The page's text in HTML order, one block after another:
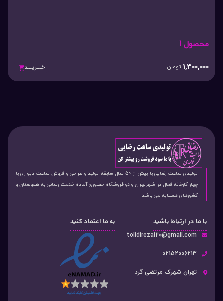
محصول 1
1,300,000 تومان خـــریـــد
تولیدی ساعت رضایی با بیش از 50 سال سابقه تولید و طراحی و فروش ساعت دیواری با
چهار کارخانه فعال در شهرتهران و دو فروشگاه حضوری آماده خدمت رسانی به هموصنان و
کشورهای همسایه می باشد
با ما در ارتباط باشید
tolidirezai20@gmail.com
02152006213
تهران شهرک مرتضی گرد
به ما اعتماد کنید